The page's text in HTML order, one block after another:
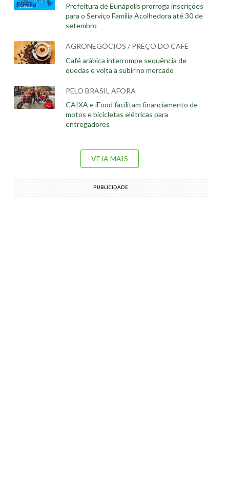
Prefeitura de Eunápolis prorroga inscrições
para o Serviço Família Acolhedora até 30 de
setembro
AGRONEGÓCIOS / PREÇO DO CAFÉ
Café arábica interrompe sequência de
quedas e volta a subir no mercado
PELO BRASIL AFORA
CAIXA e iFood facilitam financiamento de
motos e bicicletas elétricas para
entregadores
VEJA MAIS
PUBLICIDADE